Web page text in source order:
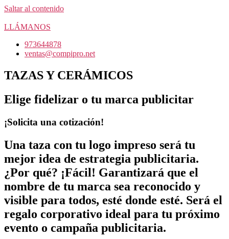
Saltar al contenido
LLÁMANOS
973644878
ventas@compipro.net
TAZAS Y CERÁMICOS
Elige fidelizar o tu marca publicitar
¡Solicita una cotización!
Una taza con tu logo impreso será tu
mejor idea de estrategia publicitaria.
¿Por qué? ¡Fácil! Garantizará que el
nombre de tu marca sea reconocido y
visible para todos, esté donde esté. Será el
regalo corporativo ideal para tu próximo
evento o campaña publicitaria.